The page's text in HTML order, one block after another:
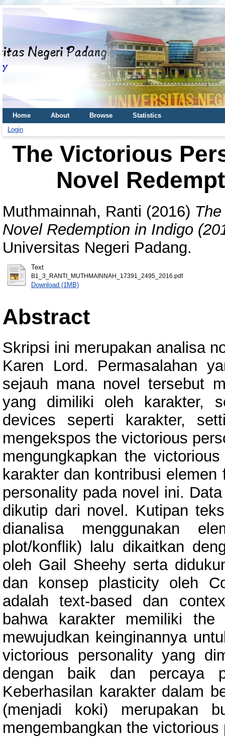
Home About Browse
Statistics
Login
The Victorious
Novel
Muthmainnah, Ranti (2016)
Novel Redemption in Indigo
Universitas Negeri Padang.
Text
B1_3_RANTI_MUTHMAINNAH_17391_2495_2016.pdf
Download (1MB)
Abstract
Skripsi ini merupakan analisa
Karen Lord. Permasalahan
sejauh mana novel tersebut
yang dimiliki oleh karakter,
devices seperti karakter,
mengekspos the victorious
mengungkapkan the
karakter dan kontribusi
personality pada novel ini.
dikutip dari novel. Kutipan
dianalisa menggunakan
plot/konflik) lalu dikaitkan
oleh Gail Sheehy serta
dan konsep plasticity oleh
adalah text-based dan
bahwa karakter memiliki the
mewujudkan keinginannya
victorious personality yang
dengan baik dan percaya
Keberhasilan karakter dalam
(menjadi koki) merupakan
mengembangkan the victorious